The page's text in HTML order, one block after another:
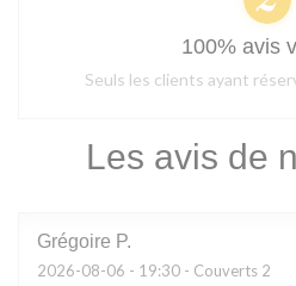
Les avis de
Grégoire P
2026-08-06 - 19:30 - Couverts 2
100% avis
Seuls les clients ayant